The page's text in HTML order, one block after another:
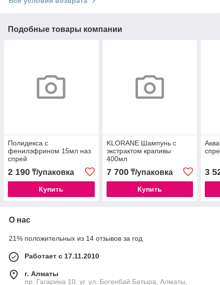
Подобные товары компании
Полидекса с
фенилэфрином 15мл наз
спрей
2 190 ₸/упаковка
Купить
KLORANE Шампунь с
экстрактом крапивы
400мл
7 700₸/упаковка
Купить
3
О нас
21% положительных из 14 отзывов за год
Работает с 17.11.2010
г. Алматы
пр. Гагарина 10, уг. ул. Богенбай Батыра, Алматы,